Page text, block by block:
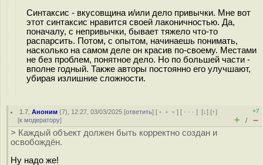
Синтаксис - вкусовщина и/или дело привычки. Мне вот
этот синтаксис нравится своей лаконичностью. Да,
поначалу, с непривычки, бывает тяжело что-то
распарсить. Потом, с опытом, начинаешь понимать,
насколько на самом деле он красив по-своему. Местами
не без проблем, понятное дело. Но по большей части -
вполне годный. Также авторы постоянно его улучшают,
убирая излишние сложности.
1.7 ,Аноним (7), 12:27, 03/03/2025 [ответить] [ ﹢﹢﹢] [ · · ·][↓] [↑]
[к модератору]
+7
+ / –
> Каждый объект должен быть корректно создан и
освобождён.
Ну надо же!